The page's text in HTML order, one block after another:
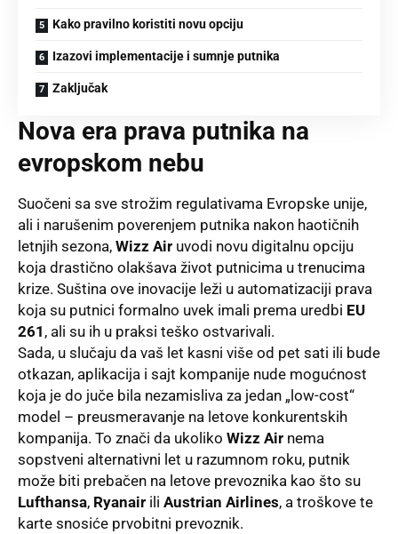
Kako pravilno koristiti novu opciju
Izazovi implementacije i sumnje putnika
Zaključak
Nova era prava putnika na
evropskom nebu
Suočeni sa sve strožim regulativama Evropske unije,
ali i narušenim poverenjem putnika nakon haotičnih
letnjih sezona, Wizz Air uvodi novu digitalnu opciju
koja drastično olakšava život putnicima u trenucima
krize. Suština ove inovacije leži u automatizaciji prava
koja su putnici formalno uvek imali prema uredbi EU
261 , ali su ih u praksi teško ostvarivali.
Sada, u slučaju da vaš let kasni više od pet sati ili bude
otkazan, aplikacija i sajt kompanije nude mogućnost
koja je do juče bila nezamisliva za jedan „low-cost“
model – preusmeravanje na letove konkurentskih
kompanija. To znači da ukoliko Wizz Air nema
sopstveni alternativni let u razumnom roku, putnik
može biti prebačen na letove prevoznika kao što su
Lufthansa, Ryanair ili Austrian Airlines, a troškove te
karte snosiće prvobitni prevoznik.